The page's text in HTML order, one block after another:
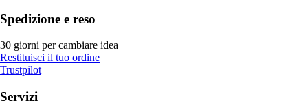
Spedizione e reso
30 giorni per cambiare idea
Restituisci il tuo ordine
Trustpilot
Servizi